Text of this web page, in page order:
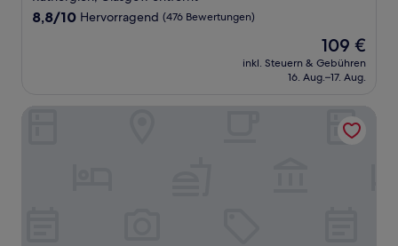
8.8
8,8/10 Hervorragend (476 Bewertungen)
Der
Preis
beträgt
109 €
inkl. Steuern & Gebühren
16. Aug.–17. Aug.